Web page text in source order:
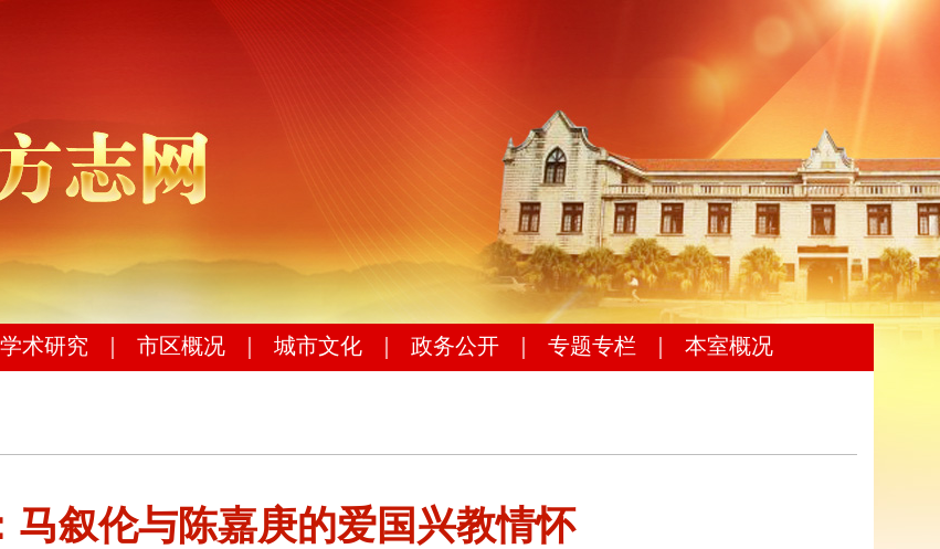
学术研究 市区概况 城市文化 政务公开 专题专栏 本室概况
马叙伦与陈嘉庚的爱国兴教情怀